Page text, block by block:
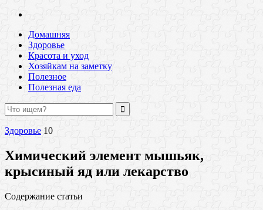
Домашняя
Здоровье
Красота и уход
Хозяйкам на заметку
Полезное
Полезная еда
Здоровье 10
Химический элемент мышьяк,
крысиный яд или лекарство
Содержание статьи